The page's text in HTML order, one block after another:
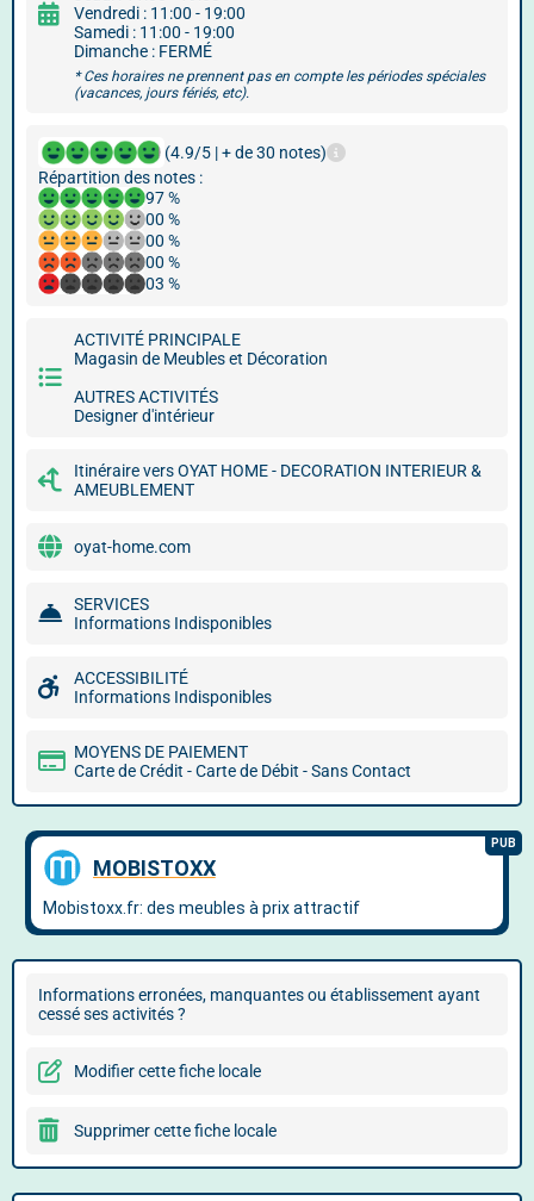
Vendredi : 11:00 - 19:00
Samedi : 11:00 - 19:00
Dimanche : FERMÉ
* Ces horaires ne prennent pas en compte les périodes spéciales
(vacances, jours fériés, etc).
(4.9/5 | + de 30 notes)
Répartition des notes :
97 %
00 %
00 %
00 %
03 %
ACTIVITÉ PRINCIPALE
Magasin de Meubles et Décoration
AUTRES ACTIVITÉS
Designer d'intérieur
Itinéraire vers OYAT HOME - DECORATION INTERIEUR &
AMEUBLEMENT
oyat-home.com
SERVICES
Informations Indisponibles
ACCESSIBILITÉ
Informations Indisponibles
MOYENS DE PAIEMENT
Carte de Crédit - Carte de Débit - Sans Contact
Informations erronées, manquantes ou établissement ayant
cessé ses activités ?
Modifier cette fiche locale
Supprimer cette fiche locale